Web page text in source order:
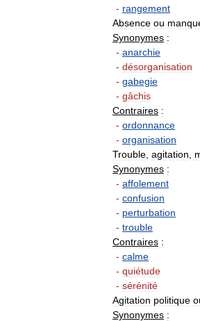
- rangement
Absence ou
Synonymes :
- anarchie
- désorganisation
- gabegie
- gâchis
Contraires :
- ordonnance
- organisation
Trouble agitation
Synonymes :
- affolement
- confusion
- perturbation
- trouble
Contraires :
- calme
- quiétude
- sérénité
Agitation politique
Synonymes :